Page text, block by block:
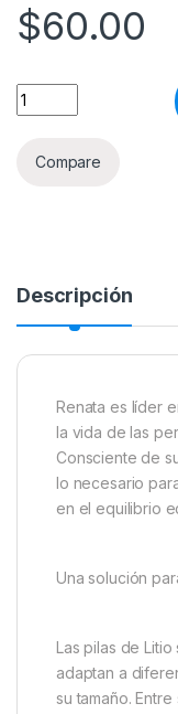
$60.00
SR41W (392)
Compare
Descripción
Renata es líder
la vida de las
Consciente de
lo necesario
en el equilibrio
Una solución
Las pilas de
adaptan a
su tamaño.